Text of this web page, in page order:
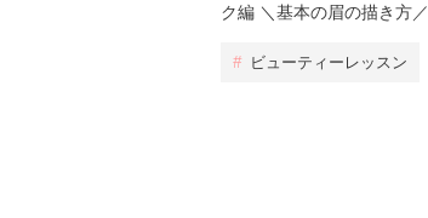
ク編 ＼基本の眉の描き方／
# ビューティーレッスン